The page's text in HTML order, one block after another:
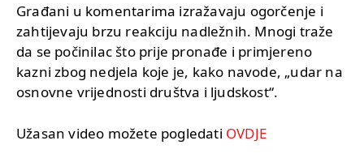
Građani u komentarima izražavaju ogorčenje i
zahtijevaju brzu reakciju nadležnih. Mnogi traže
da se počinilac što prije pronađe i primjereno
kazni zbog nedjela koje je, kako navode, „udar na
osnovne vrijednosti društva i ljudskost“.
Užasan video možete pogledati OVDJE